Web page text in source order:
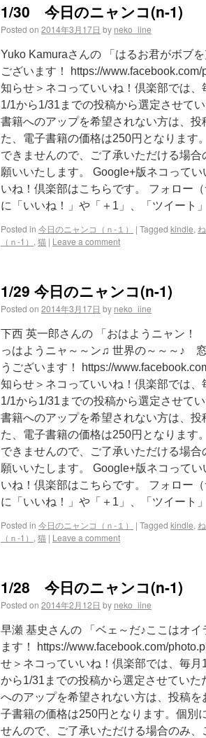
1/30 今日のニャンコ(n-1)
Posted on 2014年3月17日 by neko_iine
Yuko Kamuraさんの 「はるお君がボブ
ございます！ https://
知らせ＞ネコっていいね！倶楽部では
1/1から1/31までの投稿から選定させて
書籍へのアップを希望されない方は、
た、電子書籍の価格は250円となります
できませんので、ご了承いただける場
願いいたします。 Google+版ネコって
いね！倶楽部はこちらです。 フォロー
に「いいね！」や「＋1」、「ツイート
Posted in 今日のニャンコ（ｎ-１） | Tagged kindle,
（ｎ-1） , 猫 | Leave a comment
1/29 今日のニャンコ(n-1)
Posted on 2014年3月17日 by neko_iine
下西 英一郎さんの 「おはようニャ
っはようニャ～～ン♫ 世界の～～～♪
うございます！ https://
知らせ＞ネコっていいね！倶楽部では
1/1から1/31までの投稿から選定させて
書籍へのアップを希望されない方は、
た、電子書籍の価格は250円となります
できませんので、ご了承いただける場
願いいたします。 Google+版ネコって
いね！倶楽部はこちらです。 フォロー
に「いいね！」や「＋1」、「ツイート
Posted in 今日のニャンコ（ｎ-１） | Tagged kindle,
（ｎ-1） , 猫 | Leave a comment
1/28 今日のニャンコ(n-1)
Posted on 2014年2月12日 by neko_iine
早瀬 基史さんの 「ベェ～だ♪ここはオ
ます！ https://www.facebook.com/
せ＞ネコっていいね！倶楽部では、毎
から1/31までの投稿から選定させてい
へのアップを希望されない方は、投稿
子書籍の価格は250円となります。個別
せんので、ご了承いただける場合のみ